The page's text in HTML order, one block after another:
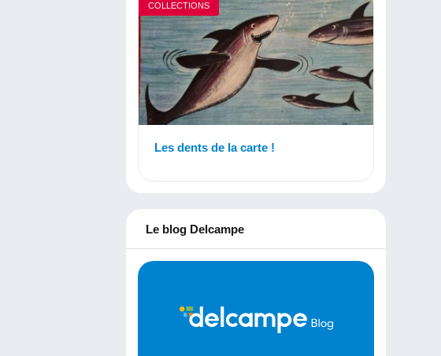
COLLECTIONS
Les dents de la carte !
Le blog Delcampe